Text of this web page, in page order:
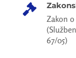

Zakon
67/05)